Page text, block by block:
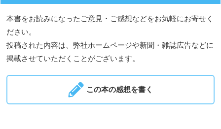
本書をお読みになったご意見・ご感想などをお気軽にお寄せく
ださい。
投稿された内容は、弊社ホームページや新聞・雑誌広告などに
掲載させていただくことがございます。
この本の感想を書く